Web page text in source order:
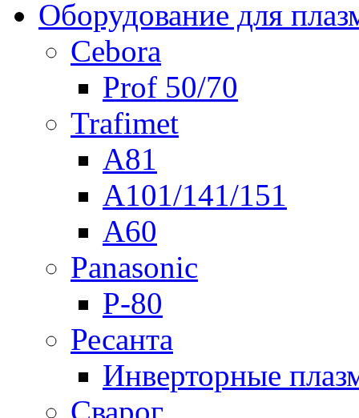
Оборудование для
Cebora
Prof 50/70
Trafimet
A81
A101/141/151
A60
Panasonic
P-80
Ресанта
Инверторные